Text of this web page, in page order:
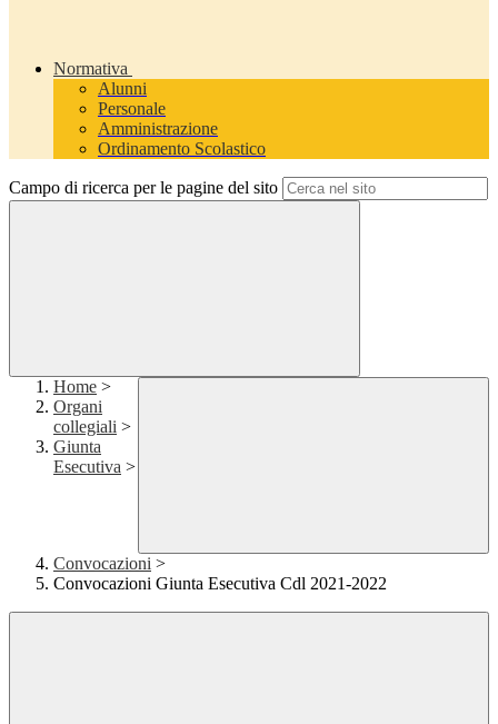
Normativa
Alunni
Personale
Amministrazione
Ordinamento Scolastico
Campo di ricerca per le pagine del sito
Home >
Organi
collegiali >
Giunta
Esecutiva >
Convocazioni >
Convocazioni Giunta Esecutiva Cdl 2021-2022